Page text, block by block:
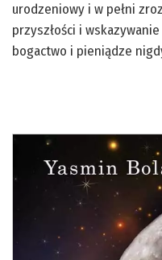
urodzeniowy i w pełni
przyszłości i
bogactwo i pieniądze